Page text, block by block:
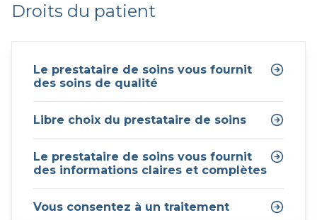
Droits du patient
Le prestataire de soins vous fournit
des soins de qualité
Libre choix du prestataire de soins
Le prestataire de soins vous fournit
des informations claires et complètes
Vous consentez à un traitement